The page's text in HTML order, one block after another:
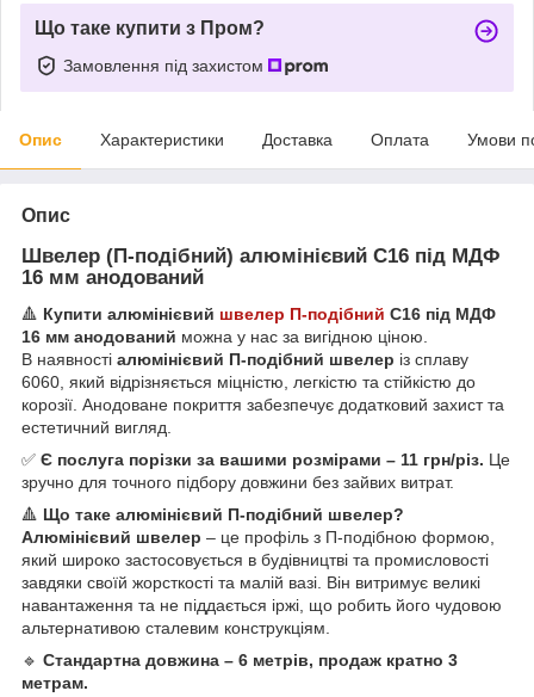
Що таке купити з Пром?
Замовлення під захистом
Опис Характеристики Доставка Оплата Умови
Опис
Швелер (П-подібний) алюмінієвий С16 під МДФ
16 мм анодований
🔺 Купити алюмінієвий швелер П-подібний С16 під МДФ
16 мм анодований можна у нас за вигідною ціною.
В наявності алюмінієвий П-подібний швелер із сплаву
6060, який відрізняється міцністю, легкістю та стійкістю до
корозії. Анодоване покриття забезпечує додатковий захист та
естетичний вигляд.
✅ Є послуга порізки за вашими розмірами – 11 грн/різ. Це
зручно для точного підбору довжини без зайвих витрат.
🔺 Що таке алюмінієвий П-подібний швелер?
Алюмінієвий швелер – це профіль з П-подібною формою,
який широко застосовується в будівництві та промисловості
завдяки своїй жорсткості та малій вазі. Він витримує великі
навантаження та не піддається іржі, що робить його чудовою
альтернативою сталевим конструкціям.
🔹 Стандартна довжина – 6 метрів, продаж кратно 3
метрам.